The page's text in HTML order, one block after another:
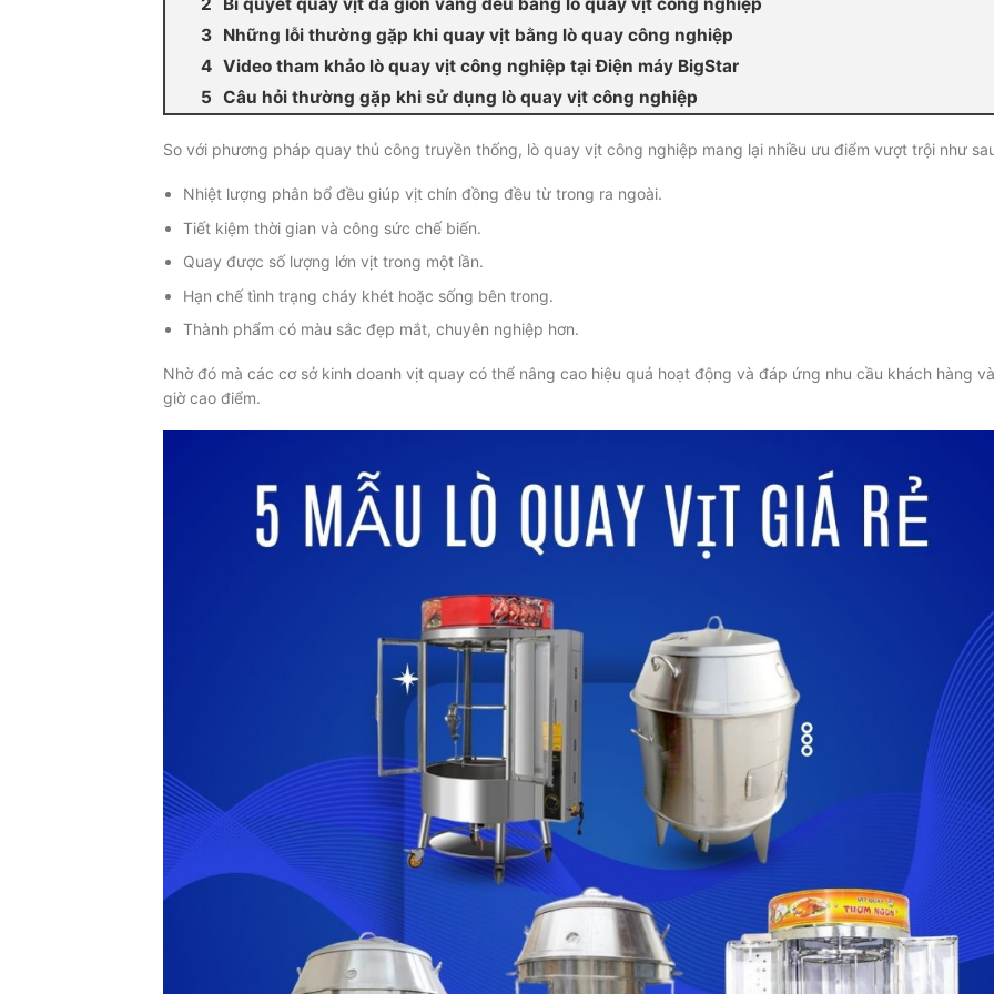
Những lỗi thường gặp khi quay vịt bằng lò quay công nghiệp
Video tham khảo lò quay vịt công nghiệp tại Điện máy BigStar
Câu hỏi thường gặp khi sử dụng lò quay vịt công nghiệp
So với phương pháp quay thủ công truyền thống, lò quay vịt công nghiệp mang lại nhiều ưu điểm vượt trội như
Nhiệt lượng phân bổ đều giúp vịt chín đồng đều từ trong ra ngoài.
Tiết kiệm thời gian và công sức chế biến.
Quay được số lượng lớn vịt trong một lần.
Hạn chế tình trạng cháy khét hoặc sống bên trong.
Thành phẩm có màu sắc đẹp mắt, chuyên nghiệp hơn.
Nhờ đó mà các cơ sở kinh doanh vịt quay có thể nâng cao hiệu quả hoạt động và đáp ứng nhu cầu khách hàng
giờ cao điểm.